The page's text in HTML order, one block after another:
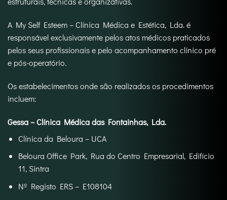
A My Self Esteem – Clínica Médica e Estética, Lda. é
responsável exclusivamente pelos atos médicos praticados
pelos seus profissionais e pelo acompanhamento clínico pré
e pós-operatório.
Os estabelecimentos onde são realizados os procedimentos
incluem:
Gessa – Clínica Médica das Fontainhas, Lda.
Clínica da Beloura – UCA
Beloura Office Park, Rua do Centro Empresarial, Edifício
11, Sintra
Nº Registo ERS – E108104